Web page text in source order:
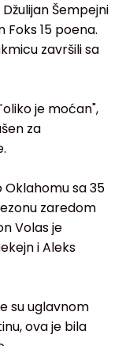
Šempejni
Foks 15 poena.
završili sa
je moćan",
za
Oklahomu sa 35
zaredom
Volas je
i Aleks
su uglavnom
ova je bila